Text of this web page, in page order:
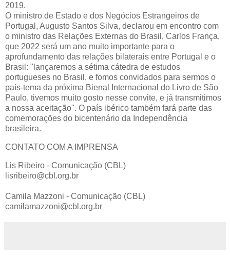
2019.
O ministro de Estado e dos Negócios Estrangeiros de
Portugal, Augusto Santos Silva, declarou em encontro com
o ministro das Relações Externas do Brasil, Carlos França,
que 2022 será um ano muito importante para o
aprofundamento das relações bilaterais entre Portugal e o
Brasil: "lançaremos a sétima cátedra de estudos
portugueses no Brasil, e fomos convidados para sermos o
país-tema da próxima Bienal Internacional do Livro de São
Paulo, tivemos muito gosto nesse convite, e já transmitimos
a nossa aceitação". O país ibérico também fará parte das
comemorações do bicentenário da Independência
brasileira.
CONTATO COM A IMPRENSA
Lis Ribeiro - Comunicação (CBL)
lisribeiro@cbl.org.br
Camila Mazzoni - Comunicação (CBL)
camilamazzoni@cbl.org.br